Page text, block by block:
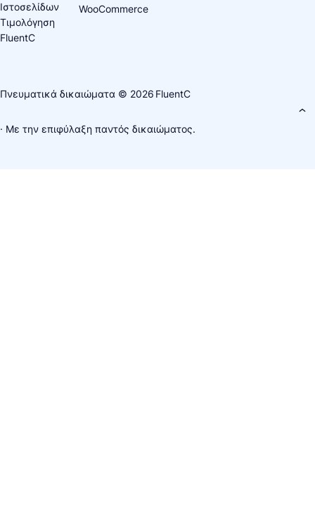
Ιστοσελίδων
Τιμολόγηση
FluentC
WooCommerce
Πνευματικά δικαιώματα © 2026 FluentC
· Με την επιφύλαξη παντός δικαιώματος.